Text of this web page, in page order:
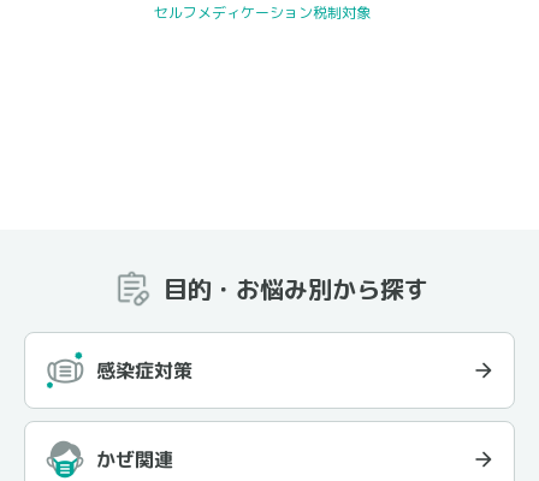
セルフメディケーション税制対象
目的・お悩み別から探す
感染症対策
かぜ関連